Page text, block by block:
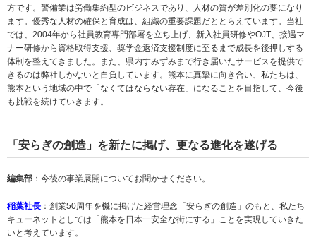
方です。警備業は労働集約型のビジネスであり、人材の質が差別化の要になり
ます。優秀な人材の確保と育成は、組織の重要課題だととらえています。当社
では、2004年から社員教育専門部署を立ち上げ、新入社員研修やOJT、接遇マ
ナー研修から資格取得支援、奨学金返済支援制度に至るまで成長を後押しする
体制を整えてきました。また、県内すみずみまで行き届いたサービスを提供で
きるのは弊社しかないと自負しています。熊本に真摯に向き合い、私たちは、
熊本という地域の中で「なくてはならない存在」になることを目指して、今後
も挑戦を続けていきます。
「安らぎの創造」を新たに掲げ、更なる進化を遂げる
編集部 ：今後の事業展開についてお聞かせください。
稲葉社長 ：創業50周年を機に掲げた経営理念「安らぎの創造」のもと、私たち
キューネットとしては「熊本を日本一安全な街にする」ことを実現していきた
いと考えています。